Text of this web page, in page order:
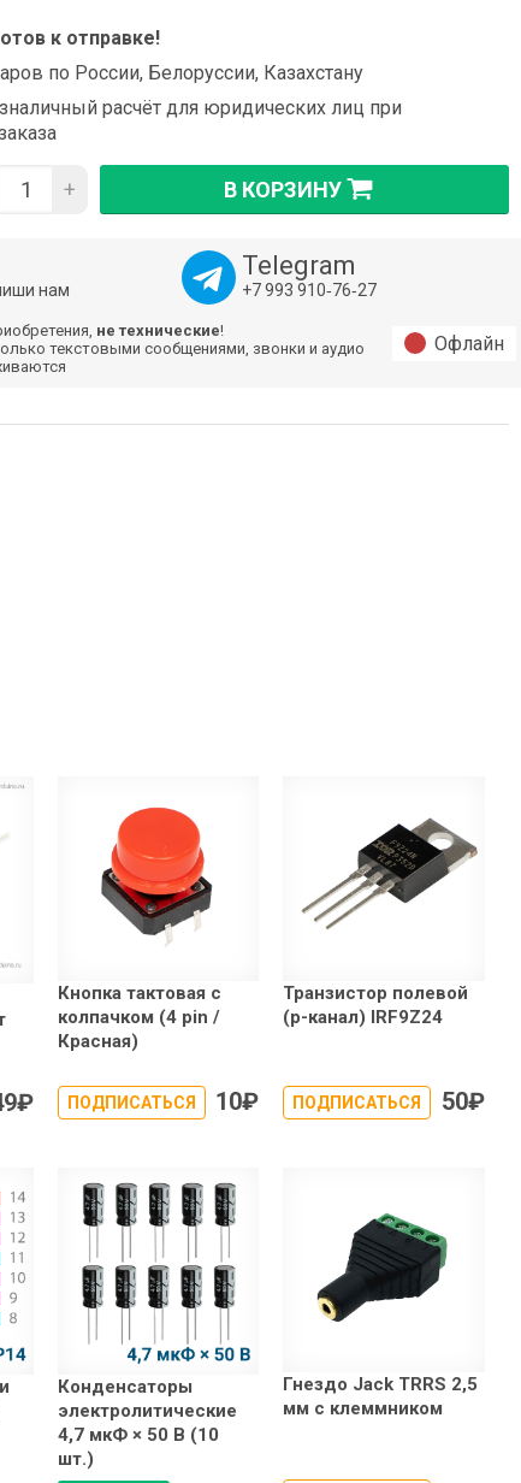
к отправке!
по России, Белоруссии, Казахстану
расчёт для юридических лиц при
+ В КОРЗИНУ
нам
Telegram
+7 993 910‑76‑27
не технические!
текстовыми сообщениями, звонки и аудио
Офлайн
₽
Кнопка тактовая с
колпачком (4 pin /
Красная)
ПОДПИСАТЬСЯ 10₽
Транзистор полевой
(p-канал) IRF9Z24
ПОДПИСАТЬСЯ 50₽
Конденсаторы
электролитические
4,7 мкФ × 50 В (10
шт.)
Гнездо Jack TRRS 2,5
мм с клеммником